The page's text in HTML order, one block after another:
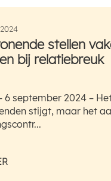
stellen
bij relatiebreuk
6 september 2024 –
stijgt, maar het